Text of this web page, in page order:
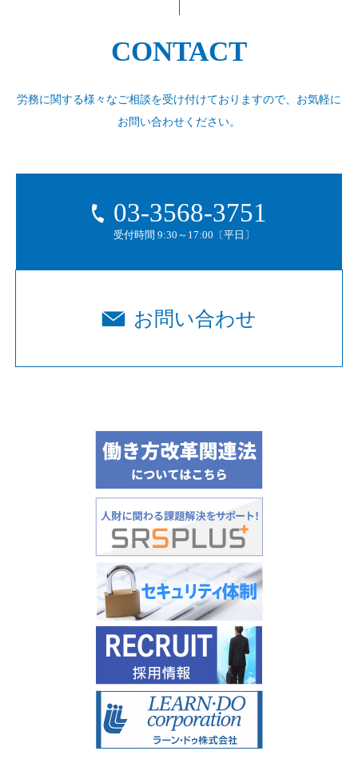
CONTACT
労務に関する様々なご相談を受け付けておりますので、 お気軽に
お問い合わせください。
03-3568-3751
受付時間 9:30～17:00〔平日〕
お問い合わせ